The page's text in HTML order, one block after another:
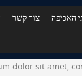
האכיפה צור קשר
dolor sit amet,